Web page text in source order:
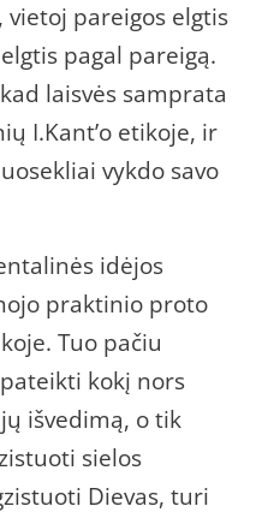
pareigos elgtis
pagal pareigą.
laisvės samprata
I.Kant’o etikoje, ir
vykdo savo
idėjos
praktinio proto
Tuo pačiu
kokį nors
išvedimą, o tik
sielos
Dievas, turi